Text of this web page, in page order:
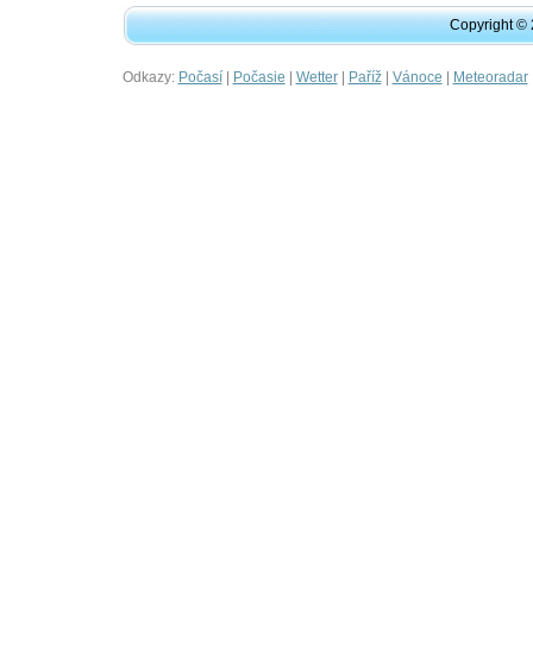
Copyright ©
Odkazy: Počasí| Počasie | Wetter| Paříž| Vánoce | Meteoradar